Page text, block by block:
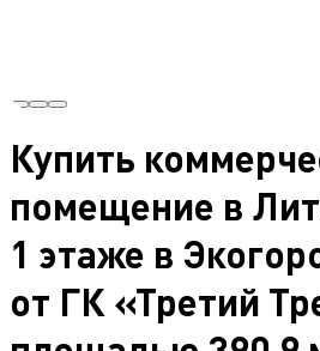
Купить
помещение в
1 этаже в
от ГК «Третий